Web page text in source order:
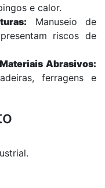
e calor.
Manuseio de
riscos de
Abrasivos:
ferragens e